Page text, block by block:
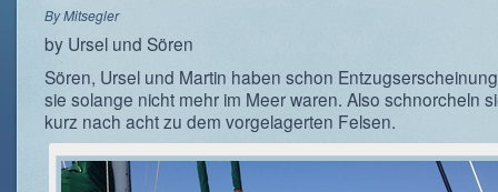
ByMitsegler
by Ursel und Sören
Sören, Ursel und Martin haben schon
sie solange nicht mehr im Meer waren. Also schnorcheln
kurz nach acht zu dem vorgelagerten Felsen.